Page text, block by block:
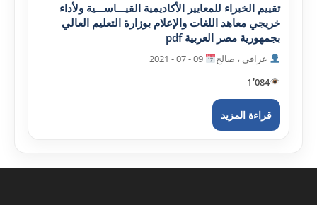
تقييم الخبراء للمعايير الأکاديمية القيـــاســـية ولأداء
خريجي معاهد اللغات والإعلام بوزارة التعليم العالي
بجمهورية مصر العربية pdf
عراقي ، صالح
1٬084
قراءة المزيد